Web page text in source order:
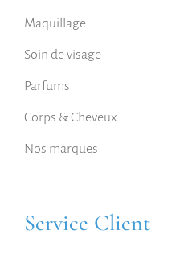
Maquillage
Soin de visage
Parfums
Corps & Cheveux
Nos marques
Service Client